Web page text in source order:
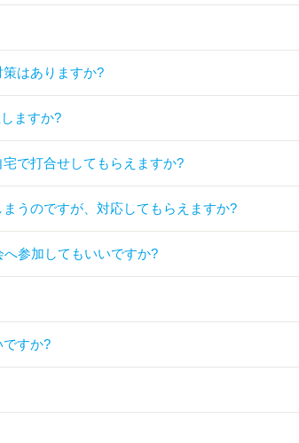
はありますか?
ますか?
で打合せしてもらえますか?
うのですが、対応してもらえますか?
参加してもいいですか?
すか?